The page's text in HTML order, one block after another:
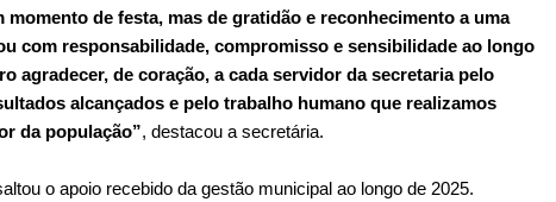
momento de festa, mas de gratidão e reconhecimento a uma
com responsabilidade, compromisso e sensibilidade ao longo
agradecer, de coração, a cada servidor da secretaria pelo
alcançados e pelo trabalho humano que realizamos
da população”, destacou a secretária.
o apoio recebido da gestão municipal ao longo de 2025.